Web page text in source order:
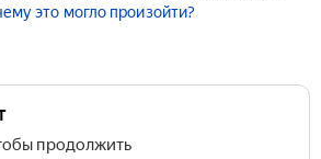
это могло произойти?
продолжить